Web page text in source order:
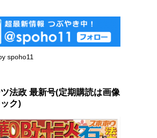
spoho11
法政 最新号(定期購読は画像
ク)